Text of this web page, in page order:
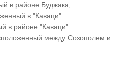
в районе Буджака,
в "Каваци"
в районе "Каваци"
между Созополем и